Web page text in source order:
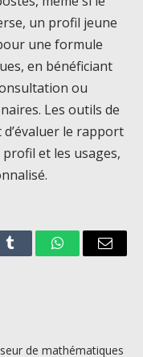
un profil jeune
une formule
en bénéficiant
ou
Les outils de
le rapport
et les usages,
Tumblr WhatsAppEmail
de mathématiques